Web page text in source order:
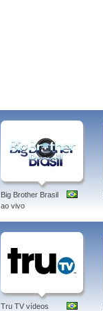
Big Brother Brasil
ao vivo
Tru TV vídeos